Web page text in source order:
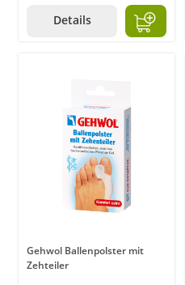
Details
Gehwol Ballenpolster mit
Zehteiler